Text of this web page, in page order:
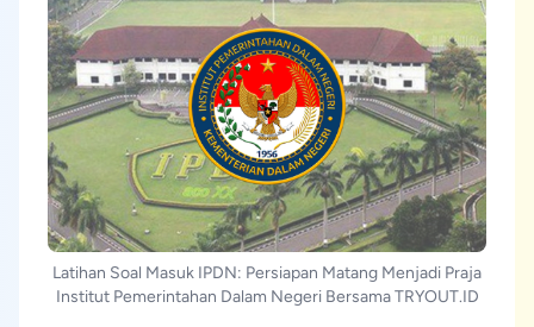
Latihan Soal Masuk IPDN: Persiapan Matang Menjadi Praja
Institut Pemerintahan Dalam Negeri Bersama TRYOUT.ID